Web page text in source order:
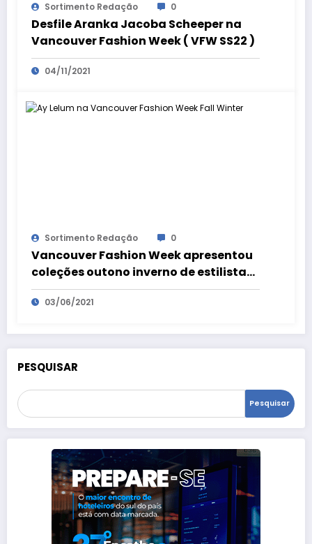
Sortimento Redação 0
Desfile Aranka Jacoba Scheeper na
Vancouver Fashion Week ( VFW SS22 )
04/11/2021
Sortimento Redação 0
Vancouver Fashion Week apresentou
coleções outono inverno de estilistas
internacionais em evento online
03/06/2021
PESQUISAR
Pesquisar